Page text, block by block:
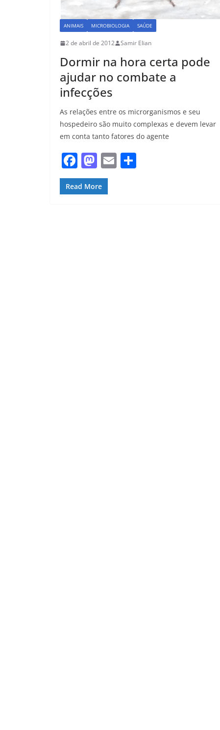
ANIMAIS MICROBIOLOGIA SAÚDE
2 de abril de 2012 Samir Elian
Dormir na hora certa pode
ajudar no combate a
infecções
As relações entre os microrganismos e seu
hospedeiro são muito complexas e devem levar
em conta tanto fatores do agente
F
a
c
M
a
st
E
Read More